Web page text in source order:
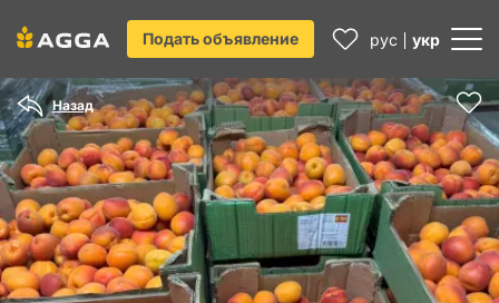
Подать объявление рус укр
Назад